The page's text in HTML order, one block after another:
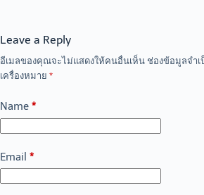
Leave a Reply
อีเมลของคุณจะไม่แสดงให้คนอื่นเห็น ช่องข้อมูลจำ
เครื่องหมาย *
Name *
Email *